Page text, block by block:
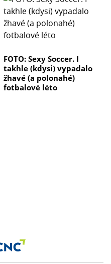
FOTO: Sexy Soccer. I
takhle (kdysi) vypadalo
žhavé (a polonahé)
fotbalové léto